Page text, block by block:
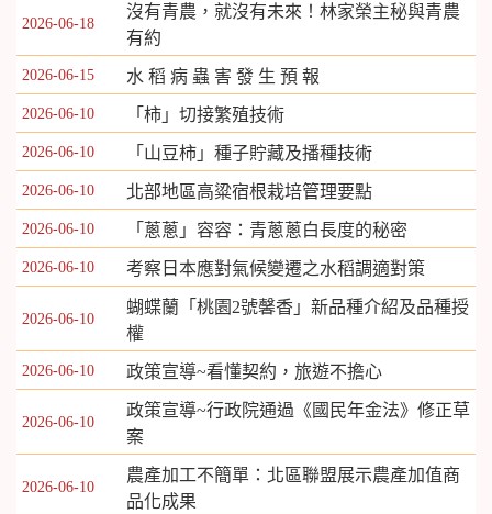
2026-06-18
沒有青農，就沒有未來！林家榮主秘與青農
有約
2026-06-15 水 稻 病 蟲 害 發 生 預 報
2026-06-10 「柿」切接繁殖技術
2026-06-10 「山豆柿」種子貯藏及播種技術
2026-06-10 北部地區高粱宿根栽培管理要點
2026-06-10 「蔥蔥」容容：青蔥蔥白長度的秘密
2026-06-10 考察日本應對氣候變遷之水稻調適對策
2026-06-10
蝴蝶蘭「桃園2號­馨香」新品種介紹及品種授
權
2026-06-10 政策宣導~看懂契約，旅遊不擔心
2026-06-10
政策宣導~行政院通過《國民年金法》修正草
案
2026-06-10
農產加工不簡單：北區聯盟展示農產加值商
品化成果